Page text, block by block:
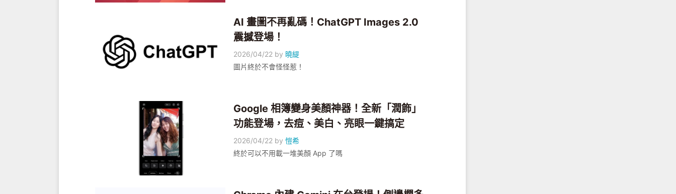
AI 畫圖不再亂碼！ChatGPT Images 2.0
震撼登場！
2026/04/22 by 曉緹
圖片終於不會怪怪惹！
Google 相簿變身美顏神器！全新「潤飾」
功能登場，去痘、美白、亮眼一鍵搞定
2026/04/22 by愷希
終於可以不用載一堆美顏 App 了嗎